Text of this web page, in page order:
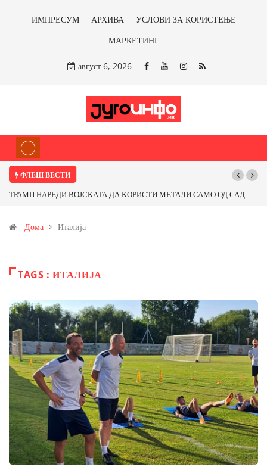
ИМПРЕСУМ АРХИВА
УСЛОВИ ЗА КОРИСТЕЊЕ
МАРКЕТИНГ
август 6, 2026
ФЛЕШ ВЕСТИ
САД
Почнува реконструкцијата на улицата „5-ти Ноември“ во Струмица
Дома Италија
TAGS : ИТАЛИЈА